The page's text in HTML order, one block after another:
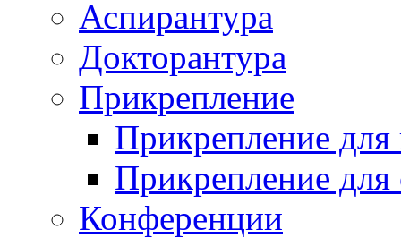
Аспирантура
Докторантура
Прикрепление
Прикрепление для
Прикрепление для
Конференции